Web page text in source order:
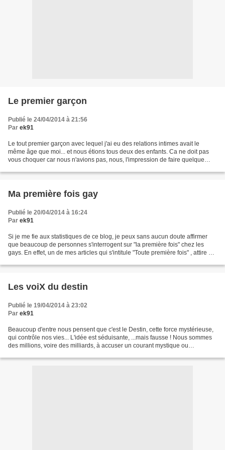
Le premier garçon
Publié le 24/04/2014 à 21:56
Par ek91
Le tout premier garçon avec lequel j'ai eu des relations intimes avait le
même âge que moi... et nous étions tous deux des enfants. Ca ne doit pas
vous choquer car nous n'avions pas, nous, l'impression de faire quelque
Ma première fois gay
Publié le 20/04/2014 à 16:24
Par ek91
Si je me fie aux statistiques de ce blog, je peux sans aucun doute affirmer
que beaucoup de personnes s'interrogent sur "la première fois" chez les
gays. En effet, un de mes articles qui s'intitule "Toute première fois" , attire de
Les voiX du destin
Publié le 19/04/2014 à 23:02
Par ek91
Beaucoup d'entre nous pensent que c'est le Destin, cette force mystérieuse,
qui contrôle nos vies... L'idée est séduisante, ...mais fausse ! Nous sommes
des millions, voire des milliards, à accuser un courant mystique ou